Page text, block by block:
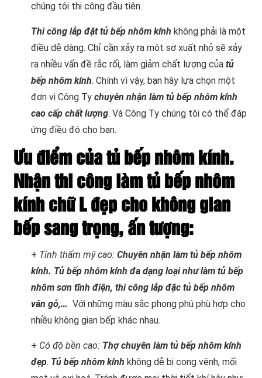
chúng tôi thi công đầu tiên.
Thi công lắp đặt tủ bếp nhôm kính không phải là một
điều dễ dàng. Chỉ cần xảy ra một sơ xuất nhỏ sẽ xảy
ra nhiều vấn đề rắc rối, làm giảm chất lượng của tủ
bếp nhôm kính. Chính vì vậy, bạn hãy lựa chọn một
đơn vị Công Ty chuyên nhận làm tủ bếp nhôm kính
cao cấp chất lượng. Và Công Ty chúng tôi có thể đáp
ứng điều đó cho bạn.
Ưu điểm của tủ bếp nhôm kính.
Nhận thi công làm tủ bếp nhôm
kính chữ L đẹp cho không gian
bếp sang trọng, ấn tượng:
+ Tính thẩm mỹ cao: Chuyên nhận làm tủ bếp nhôm
kính. Tủ bếp nhôm kính đa dạng loại như làm tủ bếp
nhôm sơn tĩnh điện, thi công lắp đặc tủ bếp nhôm
vân gỗ,… Với những màu sắc phong phú phù hợp cho
nhiều không gian bếp khác nhau.
+ Có độ bền cao: Thợ chuyên làm tủ bếp nhôm kính
đẹp. Tủ bếp nhôm kính không dễ bị cong vênh, mối